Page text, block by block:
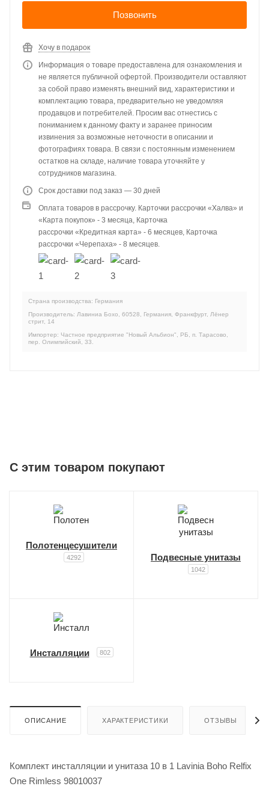
Позвонить
Хочу в подарок
Информация о товаре предоставлена для ознакомления и
не является публичной офертой. Производители оставляют
за собой право изменять внешний вид, характеристики и
комплектацию товара, предварительно не уведомляя
продавцов и потребителей. Просим вас отнестись с
пониманием к данному факту и заранее приносим
извинения за возможные неточности в описании и
фотографиях товара. В связи с постоянным изменением
остатков на складе, наличие товара уточняйте у
сотрудников магазина.
Срок доставки под заказ — 30 дней
Оплата товаров в рассрочку. Карточки рассрочки «Халва» и
«Карта покупок» - 3 месяца, Карточка
рассрочки «Кредитная карта» - 6 месяцев, Карточка
рассрочки «Черепаха» - 8 месяцев.
Страна производства: Германия
Производитель: Лавиниа Бохо, 60528, Германия, Франкфурт, Лёнер
стрит, 14
Импортер: Частное предприятие "Новый Альбион", РБ, п. Тарасово,
пер. Олимпийский, 33.
C этим товаром покупают
Полотенцесушители
4292 Подвесные унитазы
1042
Инсталляции 802
ОПИСАНИЕ ХАРАКТЕРИСТИКИ ОТЗЫВЫ
Комплект инсталляции и унитаза 10 в 1 Lavinia Boho Relfix
One Rimless 98010037